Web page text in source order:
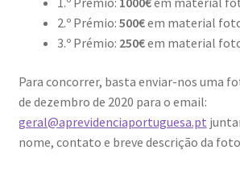
Wide Visions
Como adquirir produtos?
Dia Mundial do Livro e dos Direitos
2.º Prémio: 500€em material
3.º Prémio: 250€em material
Para concorrer, basta enviar-nos uma
de dezembro de 2020 para o email:
geral@aprevidenciaportuguesa.pt
nome, contato e breve descrição da